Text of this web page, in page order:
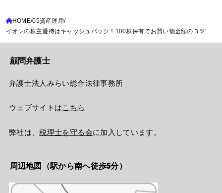
HOME 05資産運用
イオンの株主優待はキャッシュバック！100株保有でお買い物金額の３％
顧問弁護士
弁護士法人みらい総合法律事務所
ウェブサイトはこちら
弊社は、税理士を守る会に加入しています。
周辺地図（駅から南へ徒歩5分）